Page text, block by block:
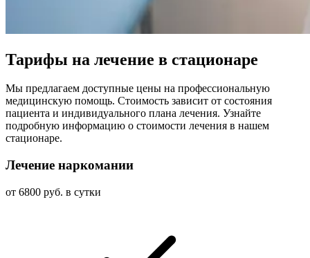
Тарифы на лечение в стационаре
Мы предлагаем доступные цены на профессиональную
медицинскую помощь. Стоимость зависит от состояния
пациента и индивидуального плана лечения. Узнайте
подробную информацию о стоимости лечения в нашем
стационаре.
Лечение наркомании
от 6800 руб. в сутки